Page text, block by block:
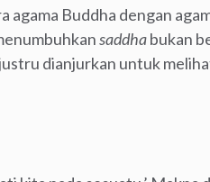
Buddha dengan
saddhabukan
dianjurkan untuk